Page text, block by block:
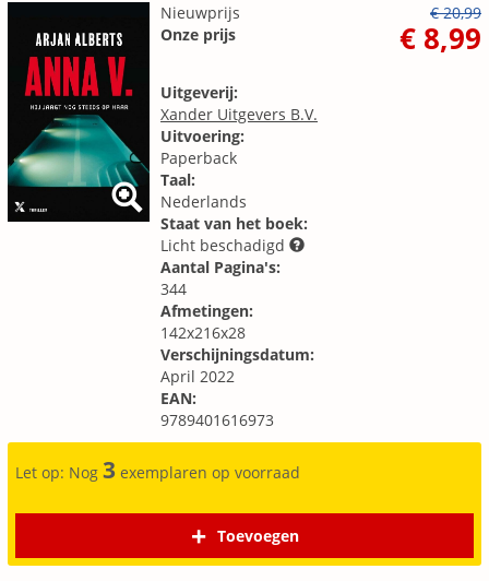
Nieuwprijs
€ 20,99
Onze prijs
€ 8,99
Uitgeverij:
Xander Uitgevers B.V.
Uitvoering:
Paperback
Taal:
Nederlands
Staat van het boek:
Licht beschadigd
Aantal Pagina's:
344
Afmetingen:
142x216x28
Verschijningsdatum:
April 2022
EAN:
9789401616973
Let op: Nog 3 exemplaren op voorraad
Toevoegen